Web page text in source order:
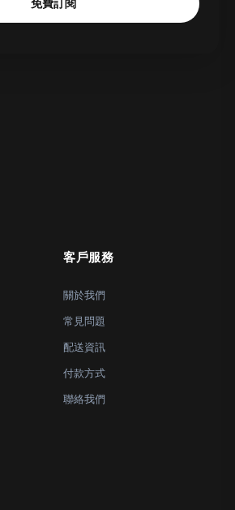
免費訂閱
客戶服務
關於我們
常見問題
配送資訊
付款方式
聯絡我們